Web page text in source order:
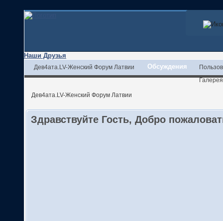
Наши Друзья
Дев4ата.LV-Женский Форум Латвии Обсуждения
Галерея
Дев4ата.LV-Женский Форум Латвии
Здравствуйте Гость, Добро